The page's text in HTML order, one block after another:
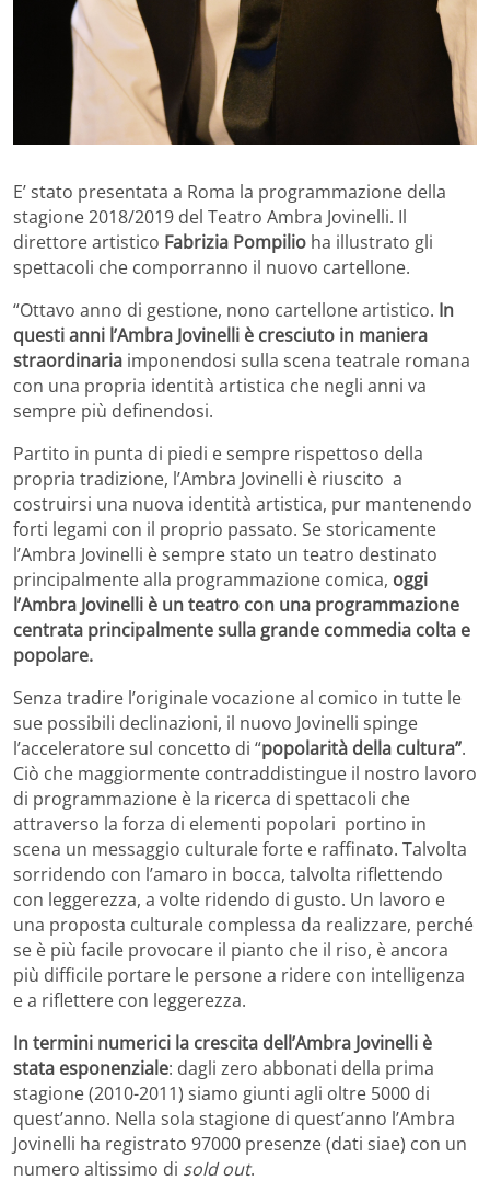
E’ stato presentata a Roma la programmazione della
stagione 2018/2019 del Teatro Ambra Jovinelli. Il
direttore artistico Fabrizia Pompilio ha illustrato gli
spettacoli che comporranno il nuovo cartellone.
“Ottavo anno di gestione, nono cartellone artistico. In
questi anni l’Ambra Jovinelli è cresciuto in maniera
straordinaria imponendosi sulla scena teatrale romana
con una propria identità artistica che negli anni va
sempre più definendosi.
Partito in punta di piedi e sempre rispettoso della
propria tradizione, l’Ambra Jovinelli è riuscito a
costruirsi una nuova identità artistica, pur mantenendo
forti legami con il proprio passato. Se storicamente
l’Ambra Jovinelli è sempre stato un teatro destinato
principalmente alla programmazione comica, oggi
l’Ambra Jovinelli è un teatro con una programmazione
centrata principalmentesulla grande commedia colta e
popolare.
Senza tradire l’originale vocazione al comico in tutte le
sue possibili declinazioni, il nuovo Jovinelli spinge
l’acceleratore sul concetto di “popolarità della cultura”.
Ciò che maggiormente contraddistingue il nostro lavoro
di programmazione è la ricerca di spettacoli che
attraverso la forza di elementi popolari portino in
scena un messaggio culturale forte e raffinato. Talvolta
sorridendo con l’amaro in bocca, talvolta riflettendo
con leggerezza, a volte ridendo di gusto. Un lavoro e
una proposta culturale complessa da realizzare, perché
se è più facile provocare il pianto che il riso, è ancora
più difficile portare le persone a ridere con intelligenza
e a riflettere con leggerezza.
In termini numerici la crescita dell’Ambra Jovinelli è
stata esponenziale: dagli zero abbonati della prima
stagione (2010-2011) siamo giunti agli oltre 5000 di
quest’anno. Nella sola stagione di quest’anno l’Ambra
Jovinelli ha registrato 97000 presenze (dati siae) con un
numero altissimo di sold out.